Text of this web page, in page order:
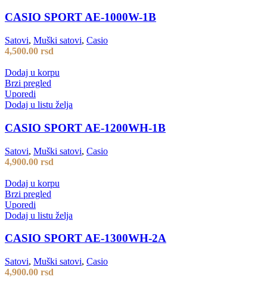
CASIO SPORT AE-1000W-1B
Satovi, Muški satovi, Casio
4,500.00 rsd
Dodaj u korpu
Brzi pregled
Uporedi
Dodaj u listu želja
CASIO SPORT AE-1200WH-1B
Satovi, Muški satovi, Casio
4,900.00 rsd
Dodaj u korpu
Brzi pregled
Uporedi
Dodaj u listu želja
CASIO SPORT AE-1300WH-2A
Satovi, Muški satovi, Casio
4,900.00 rsd